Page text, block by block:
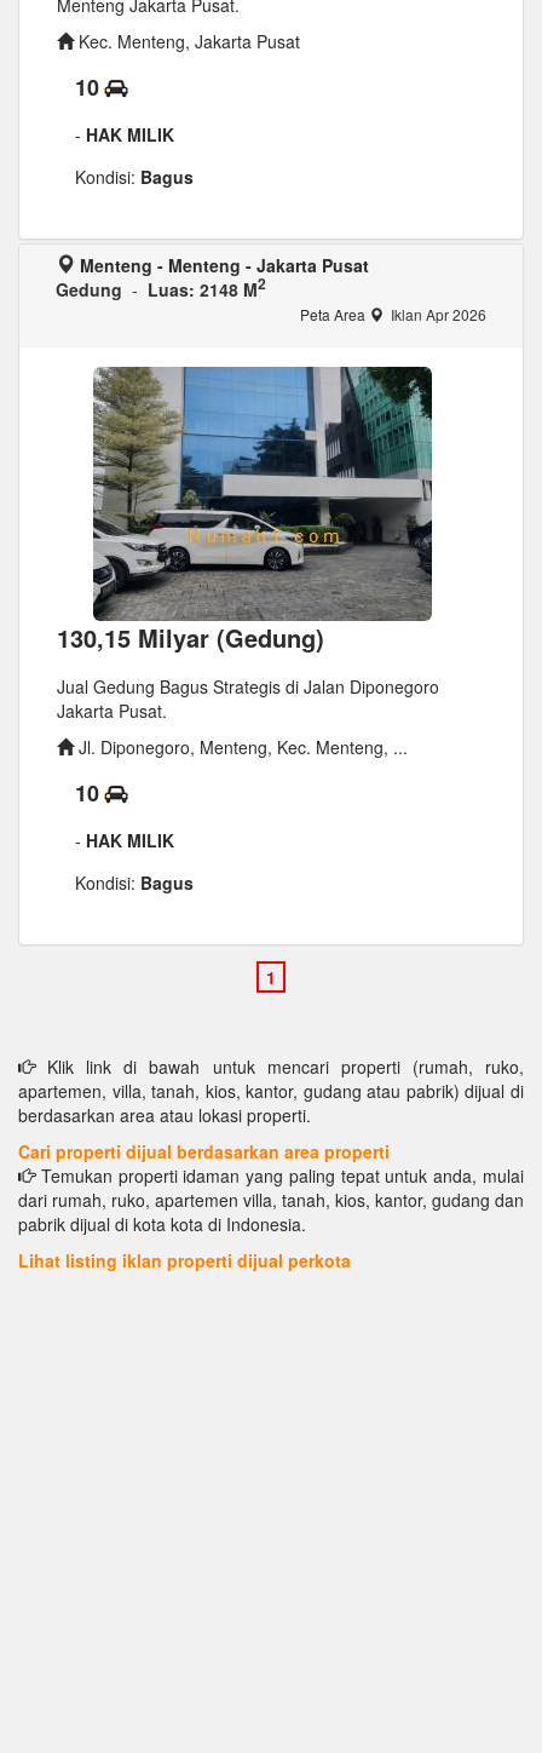
Menteng Jakarta Pusat.
Kec. Menteng, Jakarta Pusat
10
- HAK MILIK
Kondisi: Bagus
Menteng - Menteng - Jakarta Pusat
Gedung - Luas: 2148 M2
Peta Area Iklan Apr 2026
130,15 Milyar (Gedung)
Jual Gedung Bagus Strategis di Jalan Diponegoro
Jakarta Pusat.
Jl. Diponegoro, Menteng, Kec. Menteng, ...
10
- HAK MILIK
Kondisi: Bagus
Klik link di bawah untuk mencari properti (rumah, ruko,
apartemen, villa, tanah, kios, kantor, gudang atau pabrik) dijual di
berdasarkan area atau lokasi properti.
Cari properti dijual berdasarkan area properti
Temukan properti idaman yang paling tepat untuk anda, mulai
dari rumah, ruko, apartemen villa, tanah, kios, kantor, gudang dan
pabrik dijual di kota kota di Indonesia.
Lihat listing iklan properti dijual perkota